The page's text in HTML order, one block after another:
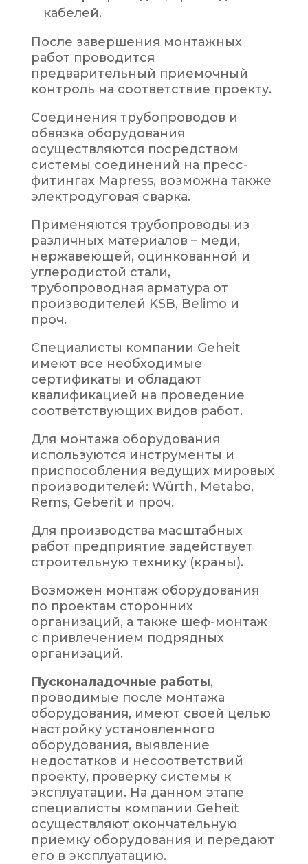
кабелей.
После завершения монтажных
работ проводится
предварительный приемочный
контроль на соответствие проекту.
Соединения трубопроводов и
обвязка оборудования
осуществляются посредством
системы соединений на пресс-
фитингах Mapress, возможна также
электродуговая сварка.
Применяются трубопроводы из
различных материалов – меди,
нержавеющей, оцинкованной и
углеродистой стали,
трубопроводная арматура от
производителей KSB, Belimo и
проч.
Специалисты компании Geheit
имеют все необходимые
сертификаты и обладают
квалификацией на проведение
соответствующих видов работ.
Для монтажа оборудования
используются инструменты и
приспособления ведущих мировых
производителей: Würth, Metabo,
Rems, Geberit и проч.
Для производства масштабных
работ предприятие задействует
строительную технику (краны).
Возможен монтаж оборудования
по проектам сторонних
организаций, а также шеф-монтаж
с привлечением подрядных
организаций.
Пусконаладочные работы,
проводимые после монтажа
оборудования, имеют своей целью
настройку установленного
оборудования, выявление
недостатков и несоответствий
проекту, проверку системы к
эксплуатации. На данном этапе
специалисты компании Geheit
осуществляют окончательную
приемку оборудования и передают
его в эксплуатацию.